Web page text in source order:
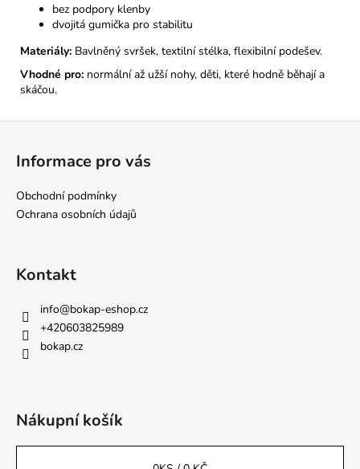
bez podpory klenby
dvojitá gumička pro stabilitu
Materiály: Bavlněný svršek, textilní stélka, flexibilní podešev.
Vhodné pro: normální až užší nohy, děti, které hodně běhají a
skáčou.
Informace pro vás
Obchodní podmínky
Ochrana osobních údajů
Kontakt
info@bokap-eshop.cz
+420603825989
bokap.cz
Nákupní košík